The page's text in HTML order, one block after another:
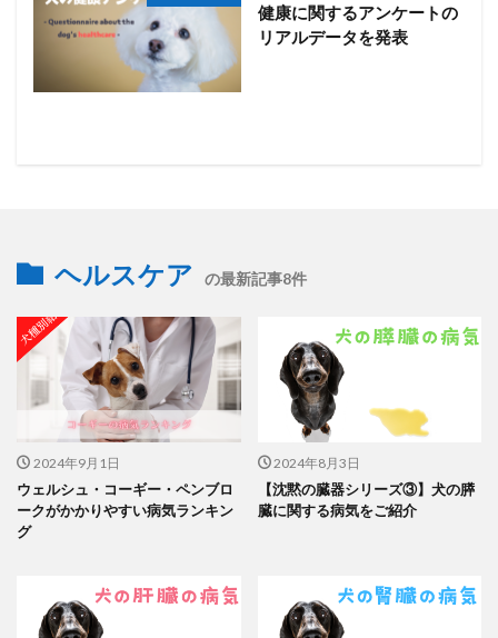
健康に関するアンケートの
リアルデータを発表
ヘルスケア の最新記事8件
2024年9月1日
ウェルシュ・コーギー・ペンブロ
ークがかかりやすい病気ランキン
グ
2024年8月3日
【沈黙の臓器シリーズ③】犬の膵
臓に関する病気をご紹介